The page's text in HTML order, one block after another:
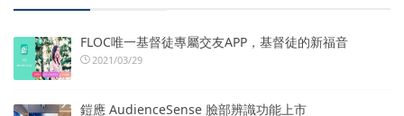
FLOC唯一基督徒專屬交友APP，基督徒的新福音
2021/03/29
鎧應 AudienceSense 臉部辨識功能上市